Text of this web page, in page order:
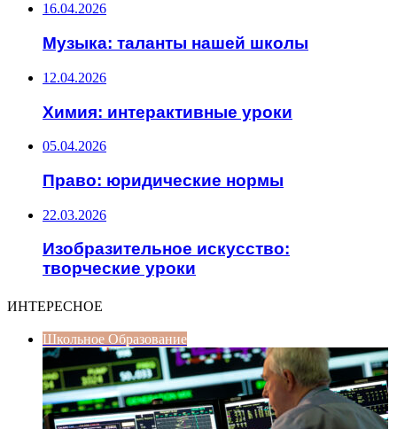
16.04.2026
Музыка: таланты нашей школы
12.04.2026
Химия: интерактивные уроки
05.04.2026
Право: юридические нормы
22.03.2026
Изобразительное искусство:
творческие уроки
ИНТЕРЕСНОЕ
Школьное Образование